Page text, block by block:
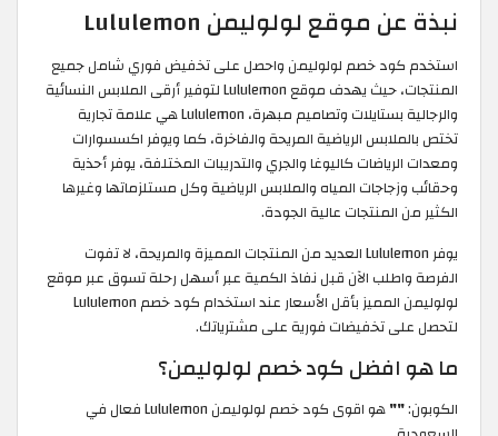
نبذة عن موقع لولوليمن Lululemon
استخدم كود خصم لولوليمن واحصل على تخفيض فوري شامل جميع
المنتجات، حيث يهدف موقع Lululemon لتوفير أرقى الملابس النسائية
والرجالية بستايلات وتصاميم مبهرة، Lululemon هي علامة تجارية
تختص بالملابس الرياضية المريحة والفاخرة، كما ويوفر اكسسوارات
ومعدات الرياضات كاليوغا والجري والتدريبات المختلفة، يوفر أحذية
وحقائب وزجاجات المياه والملابس الرياضية وكل مستلزماتها وغيرها
الكثير من المنتجات عالية الجودة.
يوفر Lululemon العديد من المنتجات المميزة والمريحة، لا تفوت
الفرصة واطلب الآن قبل نفاذ الكمية عبر أسهل رحلة تسوق عبر موقع
لولوليمن المميز بأقل الأسعار عند استخدام كود خصم Lululemon
لتحصل على تخفيضات فورية على مشترياتك.
ما هو افضل كود خصم لولوليمن؟
الكوبون:""
هو اقوى كود خصم لولوليمن Lululemon فعال في